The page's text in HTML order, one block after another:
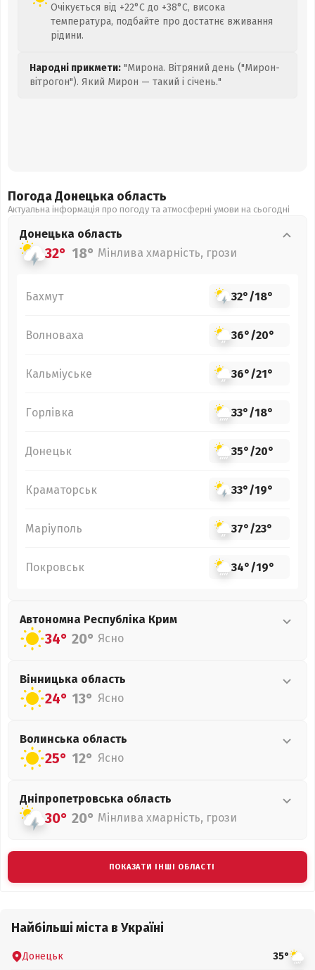
Очікується від +22°C до +38°C, висока
температура, подбайте про достатнє вживання
рідини.
Народні прикмети: "Мирона. Вітряний день ("Мирон-
вітрогон"). Який Мирон — такий і січень."
Погода Донецька область
Актуальна інформація про погоду та атмосферні умови на сьогодні
Донецька область
32° 18° Мінлива хмарність, грози
Бахмут 32°/18°
Волноваха 36°/20°
Кальміуське 36°/21°
Горлівка 33°/18°
Донецьк 35°/20°
Краматорськ 33°/19°
Маріуполь 37°/23°
Покровськ 34°/19°
Автономна Республіка Крим
34° 20° Ясно
Вінницька область
24° 13° Ясно
Волинська область
25° 12° Ясно
Дніпропетровська область
30° 20° Мінлива хмарність, грози
ПОКАЗАТИ ІНШІ ОБЛАСТІ
Найбільші міста в Україні
Донецьк 35°